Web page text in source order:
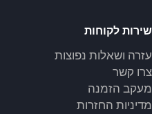
שירות לקוחות
עזרה ושאלות נפוצות
צרו קשר
מעקב הזמנה
מדיניות החזרות